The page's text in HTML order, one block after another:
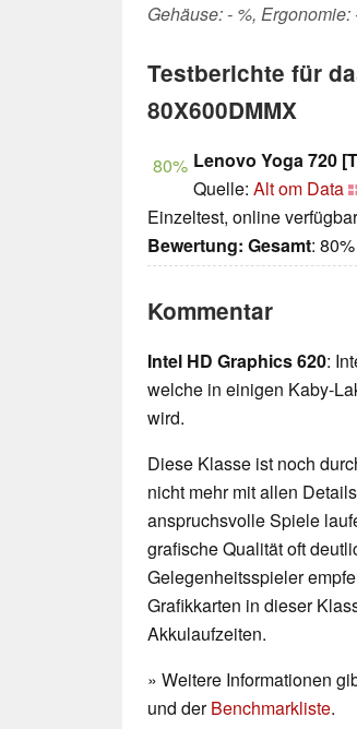
Gehäuse: - %,
Testberichte für
80X600DMMX
80% Lenovo Yoga 720
Quelle: Alt om Data
Einzeltest, online
Bewertung: Gesamt:
Kommentar
Intel HD Graphics 620:
welche in einigen Kaby-
wird.
Diese Klasse ist noch
nicht mehr mit allen
anspruchsvolle Spiele
grafische Qualität oft
Gelegenheitsspieler
Grafikkarten in dieser
Akkulaufzeiten.
» Weitere Informationen
und derBenchmarkliste.